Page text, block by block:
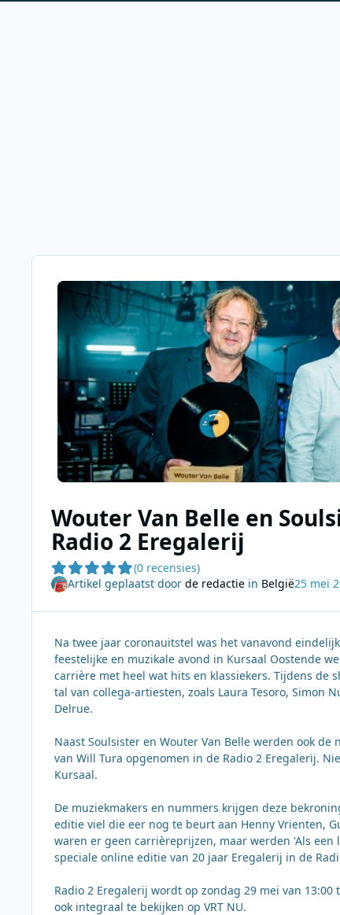
Wouter Van Belle en
Radio 2 Eregalerij
(0 recensies)
Artikel geplaatst door de redactiein België25 mei
Na twee jaar coronauitstel was het vanavond
feestelijke en muzikale avond in Kursaal Oostende
carrière met heel wat hits en klassiekers. Tijdens de
tal van collega-artiesten, zoals Laura Tesoro, Simon
Delrue.
Naast Soulsister en Wouter Van Belle werden ook
van Will Tura opgenomen in de Radio 2 Eregalerij.
Kursaal.
De muziekmakers en nummers krijgen deze
editie viel die eer nog te beurt aan Henny Vrienten,
waren er geen carrièreprijzen, maar werden 'Als
speciale online editie van 20 jaar Eregalerij in de
Radio 2 Eregalerij wordt op zondag 29 mei van
ook integraal te bekijken op VRT NU.